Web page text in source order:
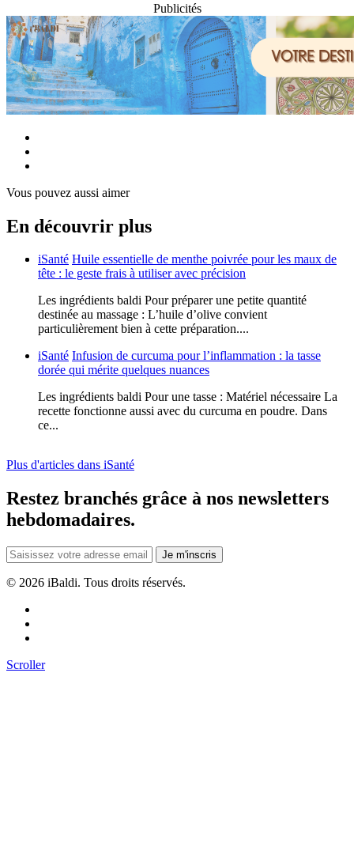
Publicités
Vous pouvez aussi aimer
En découvrir plus
iSanté Huile essentielle de menthe poivrée pour les maux de
tête : le geste frais à utiliser avec précision
Les ingrédients baldi Pour préparer une petite quantité
destinée au massage : L’huile d’olive convient
particulièrement bien à cette préparation....
iSanté Infusion de curcuma pour l’inflammation : la tasse
dorée qui mérite quelques nuances
Les ingrédients baldi Pour une tasse : Matériel nécessaire La
recette fonctionne aussi avec du curcuma en poudre. Dans
ce...
Plus d'articles dans iSanté
Restez branchés grâce à nos newsletters
hebdomadaires.
Je m'inscris
© 2026 iBaldi. Tous droits réservés.
Scroller